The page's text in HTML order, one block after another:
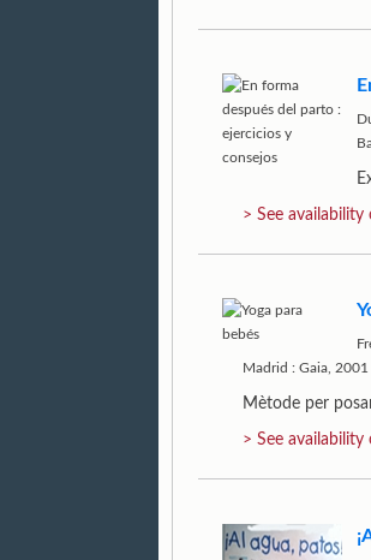
> See
Madrid : Gaia, 2001
Mètode per
> See